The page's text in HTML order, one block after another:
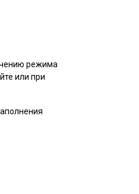
режима
или при